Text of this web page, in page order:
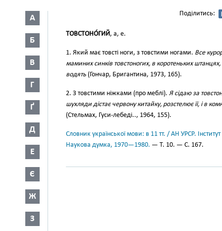
А
Б
В
Г
Ґ
Д
Е
Є
Ж
З
Поділитись:
ТОВСТОНО́ГИЙ, а, е.
1. Який має товсті ноги, з товстими ногами. Все
маминих синків товстоногих, в коротеньких
водять (Гончар, Бригантина, 1973, 165).
2. З товстими ніжками (про меблі). Я сідаю за
шухляди дістає червону китайку, розстелює її, і в
(Стельмах, Гуси-лебеді.., 1964, 155).
Словник української мови: в 11 тт. / АН УРСР.
Наукова думка, 1970—1980. — Т. 10. — С. 167.